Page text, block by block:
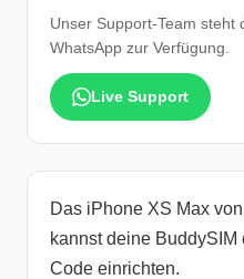
Das iPhone XS Max
kannst deine
Code einrichten.
Unser Support-Team steht
WhatsApp zur Verfügung.
Live Support